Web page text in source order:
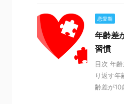
恋愛期
年齢差
習慣
目次 年
り返す
齢差が10